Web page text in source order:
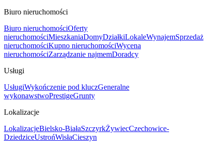
Biuro nieruchomości
Biuro nieruchomościOferty
nieruchomościMieszkaniaDomyDziałkiLokaleWynajemSprzedaż
nieruchomościKupno nieruchomościWycena
nieruchomościZarządzanie najmemDoradcy
Usługi
UsługiWykończenie pod kluczGeneralne
wykonawstwoPrestigeGrunty
Lokalizacje
LokalizacjeBielsko-BiałaSzczyrkŻywiecCzechowice-
DziedziceUstrońWisłaCieszyn